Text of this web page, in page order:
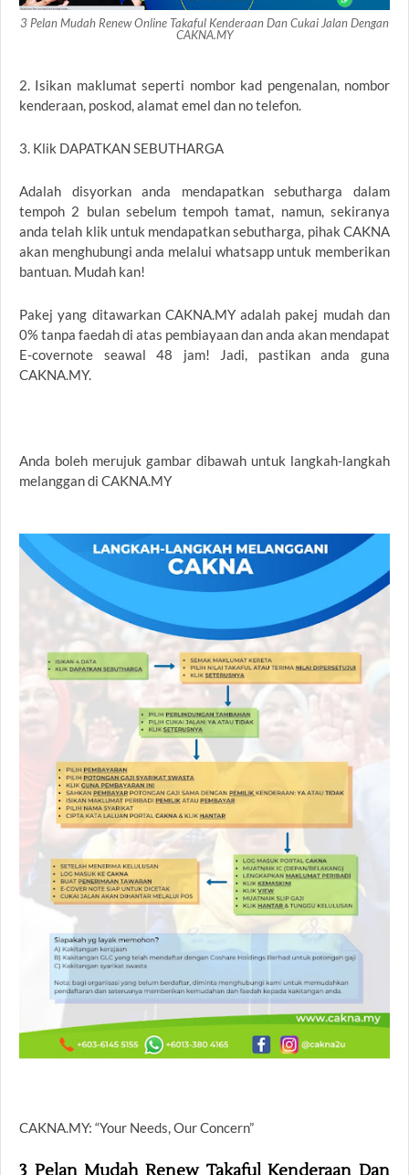
3 Pelan Mudah Renew Online Takaful Kenderaan Dan Cukai Jalan Dengan
CAKNA.MY
2. Isikan maklumat seperti nombor kad pengenalan, nombor
kenderaan, poskod, alamat emel dan no telefon.
3. Klik DAPATKAN SEBUTHARGA
Adalah disyorkan anda mendapatkan sebutharga dalam
tempoh 2 bulan sebelum tempoh tamat, namun, sekiranya
anda telah klik untuk mendapatkan sebutharga, pihak CAKNA
akan menghubungi anda melalui whatsapp untuk memberikan
bantuan. Mudah kan!
Pakej yang ditawarkan CAKNA.MY adalah pakej mudah dan
0% tanpa faedah di atas pembiayaan dan anda akan mendapat
E-covernote seawal 48 jam! Jadi, pastikan anda guna
CAKNA.MY.
Anda boleh merujuk gambar dibawah untuk langkah-langkah
melanggan di CAKNA.MY
CAKNA.MY: “Your Needs, Our Concern”
3 Pelan Mudah Renew Takaful Kenderaan Dan